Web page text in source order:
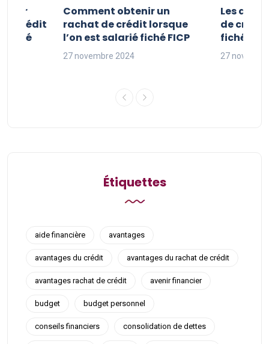
pour
crédit
fiché
Comment obtenir un
rachat de crédit lorsque
l’on est salarié fiché FICP
27 novembre 2024
Les
de crédit
fichés
27
Étiquettes
aide financière avantages
avantages du crédit avantages du rachat de crédit
avantages rachat de crédit avenir financier
budget budget personnel
conseils financiers consolidation de dettes